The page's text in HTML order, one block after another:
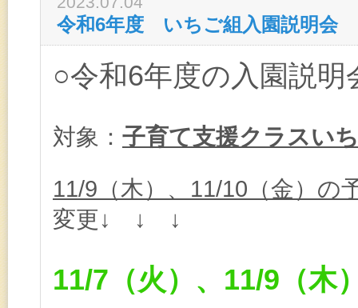
令和6年度 いちご組入園説明会
○令和6年度の入園説明
対象： 子育て支援クラスい
11/9（木）、11/10（金）の
変更↓ ↓ ↓
11/7（火）、11/9（木